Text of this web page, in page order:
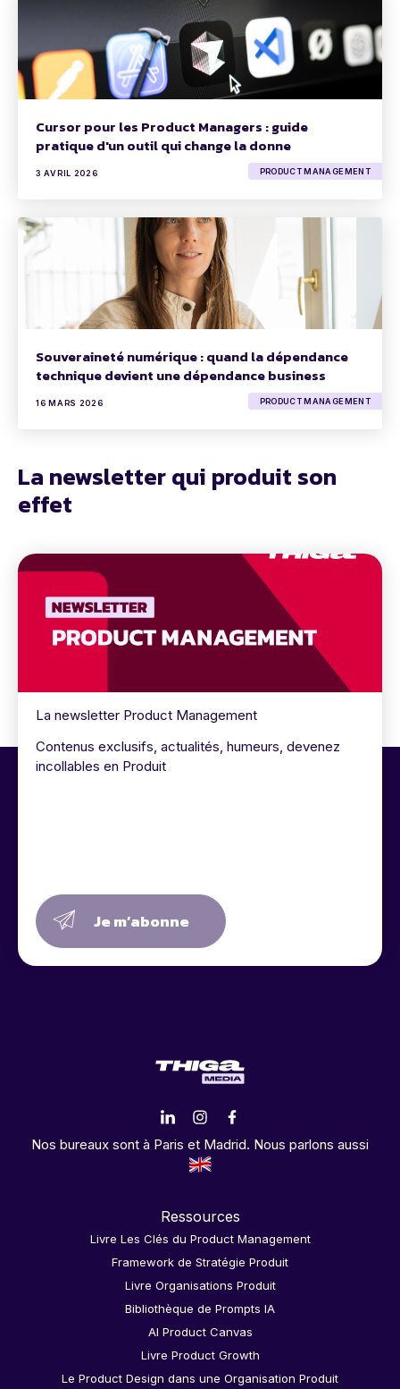
Cursor pour les Product Managers : guide
pratique d'un outil qui change la donne
3 AVRIL 2026 PRODUCT MANAGEMENT
Souveraineté numérique : quand la dépendance
technique devient une dépendance business
16 MARS 2026 PRODUCT MANAGEMENT
La newsletter qui produit son
effet
La newsletter Product Management
Contenus exclusifs, actualités, humeurs, devenez
incollables en Produit
Je m’abonne
Nos bureaux sont à Paris et Madrid. Nous parlons aussi
Ressources
Livre Les Clés du Product Management
Framework de Stratégie Produit
Livre Organisations Produit
Bibliothèque de Prompts IA
AI Product Canvas
Livre Product Growth
Le Product Design dans une Organisation Produit